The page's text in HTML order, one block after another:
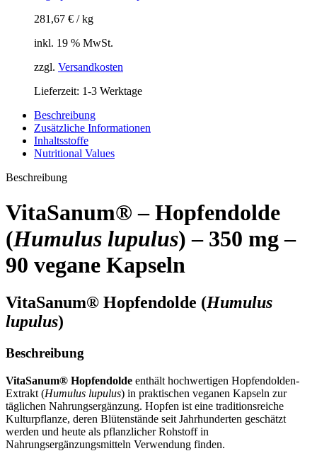
281,67 € /kg
inkl. 19 % MwSt.
zzgl. Versandkosten
Lieferzeit: 1-3 Werktage
Beschreibung
Zusätzliche Informationen
Inhaltsstoffe
Nutritional Values
Beschreibung
VitaSanum® – Hopfendolde
(Humulus lupulus) – 350 mg –
90 vegane Kapseln
VitaSanum® Hopfendolde (Humulus
lupulus)
Beschreibung
VitaSanum® Hopfendolde enthält hochwertigen Hopfendolden-
Extrakt (Humulus lupulus) in praktischen veganen Kapseln zur
täglichen Nahrungsergänzung. Hopfen ist eine traditionsreiche
Kulturpflanze, deren Blütenstände seit Jahrhunderten geschätzt
werden und heute als pflanzlicher Rohstoff in
Nahrungsergänzungsmitteln Verwendung finden.